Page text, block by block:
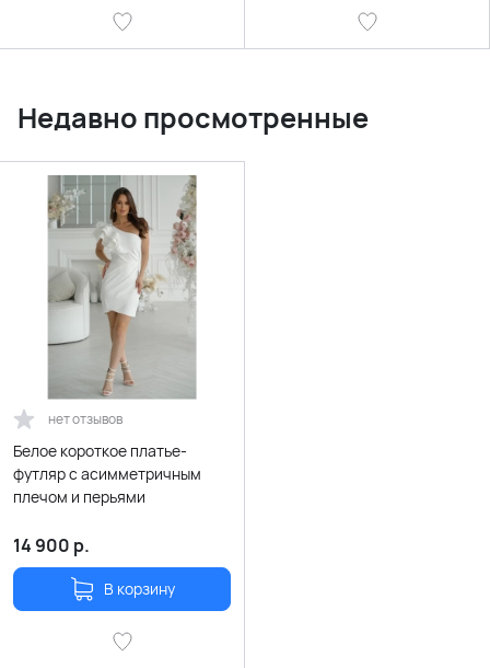
Недавно просмотренные
нет отзывов
Белое короткое платье-
футляр с асимметричным
плечом и перьями
14 900 р.
В корзину